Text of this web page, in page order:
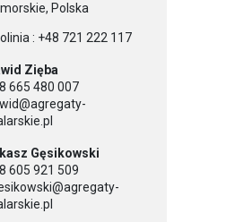
Polska
: +48 721 222 117
Zięba
665 480 007
Gęsikowski
605 921 509